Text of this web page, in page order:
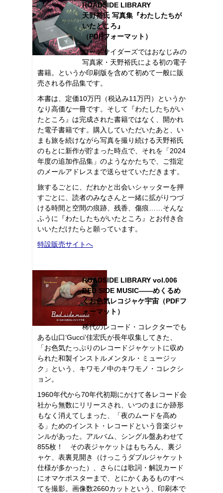
ROADSIDE LIBRARY
天野裕氏 写真集『わたしたちが
いたところ』
（PDFフォーマット）
ロードサイダーズではおなじみの
写真家・天野裕氏による初の電子
書籍。というか印刷版を含めて初めて一般に販
売される作品集です。
本書は、定価10万円（税込み11万円）というか
なり高価な一冊です。そして『わたしたちがい
たところ』は完成された書籍ではなく、開かれ
た電子書籍です。購入していただいたあと、い
まも旅を続けながら写真を撮り続ける天野裕氏
のもとに新作が貯まった時点で、それを「2024
年度の追加作品集」のようなかたちで、ご指定
のメールアドレスまで送らせていただきます。
旅するごとに、だれかと出会いシャッターを押
すごとに、読者のみなさんと一緒に拡がりつづ
ける時間と空間の痕跡、残香、傷痕……そんな
ふうに『わたしたちがいたところ』とお付き合
いいただけたらと願っています。
特設販売サイトへ
ROADSIDE LIBRARY vol.006
BED SIDE MUSIC――めくるめ
くお色気レコジャケ宇宙（PDFフ
ォーマット）
稀代のレコード・コレクターでも
ある山口‘Gucci’佳宏氏が長年収集してきた、
「お色気たっぷりのレコードジャケットに収め
られた和製インストルメンタル・ミュージッ
ク」という、キワモノ中のキワモノ・コレクシ
ョン。
1960年代から70年代初期にかけて各レコード会
社から無数にリリースされ、いつのまにか跡形
もなく消えてしまった、「夜のムードを高め
る」ためのインスト・レコードという音楽ジャ
ンルがあった。アルバム、シングル盤あわせて
855枚！ その表ジャケットはもちろん、裏ジ
ャケ、表裏見開き（けっこうダブルジャケット
仕様が多かった）、さらには歌詞・解説カード
にオマケポスターまで、とにかくあるものすべ
てを撮影。画像数2660カットという、印刷本で